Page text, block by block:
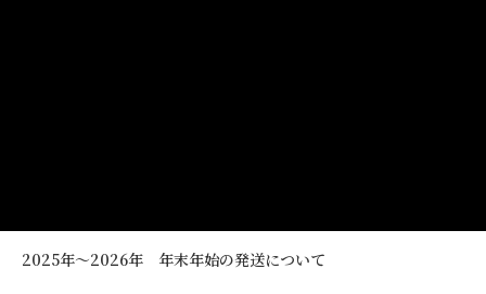
2025年〜2026年 年末年始の発送について